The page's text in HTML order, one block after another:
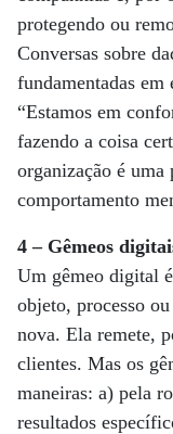
protegendo ou
Conversas sobre
fundamentadas
“Estamos em
fazendo a coisa
organização é uma
comportamento
4 – Gêmeos
Um gêmeo digital
objeto, processo
nova. Ela remete,
clientes. Mas os
maneiras: a) pela
resultados